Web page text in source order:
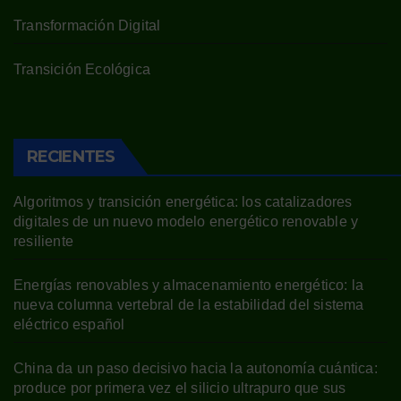
Transformación Digital
Transición Ecológica
RECIENTES
Algoritmos y transición energética: los catalizadores
digitales de un nuevo modelo energético renovable y
resiliente
Energías renovables y almacenamiento energético: la
nueva columna vertebral de la estabilidad del sistema
eléctrico español
China da un paso decisivo hacia la autonomía cuántica:
produce por primera vez el silicio ultrapuro que sus